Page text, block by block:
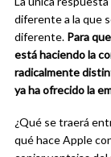
diferente a la que
diferente. Para
está haciendo la
radicalmente
ya ha ofrecido la
¿Qué se traerá
qué hace Apple